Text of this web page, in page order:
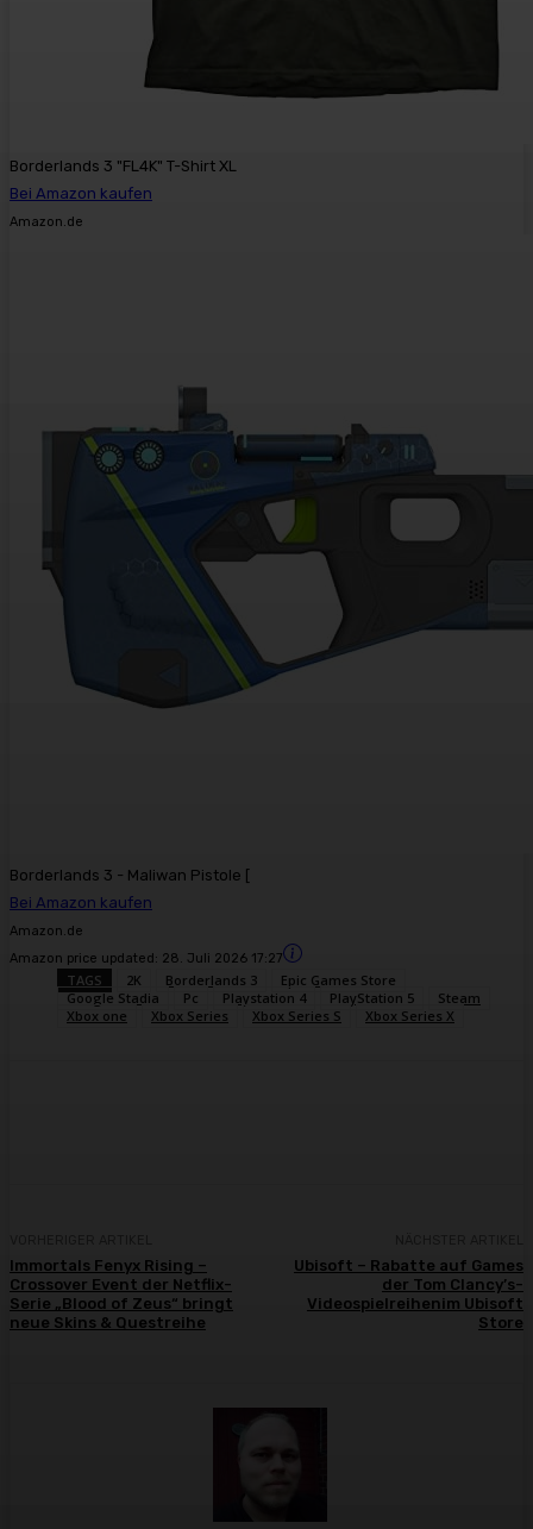
Borderlands 3 "FL4K" T-Shirt XL
Bei Amazon kaufen
Amazon.de
Borderlands 3 - Maliwan Pistole [
Bei Amazon kaufen
Amazon.de
Amazon price updated: 28. Juli 2026 17:27
TAGS 2K Borderlands 3
Epic Games Store
Google Stadia
Pc Playstation 4 PlayStation 5
Steam
Xbox one
Xbox Series Xbox Series S Xbox Series X
Immortals Fenyx Rising –
Crossover Event der Netflix-
Serie „Blood of Zeus“ bringt
neue Skins & Questreihe
Ubisoft – Rabatte auf Games
der Tom Clancy’s-
Videospielreihenim Ubisoft
Store